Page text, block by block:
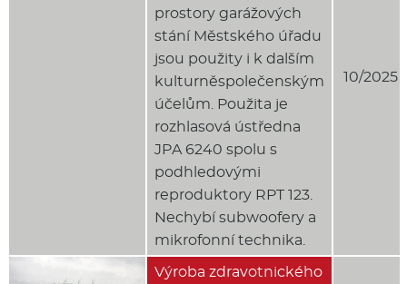
10/2025
prostory garážových
stání Městského úřadu
jsou použity i k dalším
kulturněspolečenským
účelům. Použita je
rozhlasová ústředna
JPA 6240 spolu s
podhledovými
reproduktory RPT 123.
Nechybí subwoofery a
mikrofonní technika.
Výroba zdravotnického